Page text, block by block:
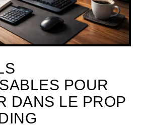
POUR
DANS LE PROP